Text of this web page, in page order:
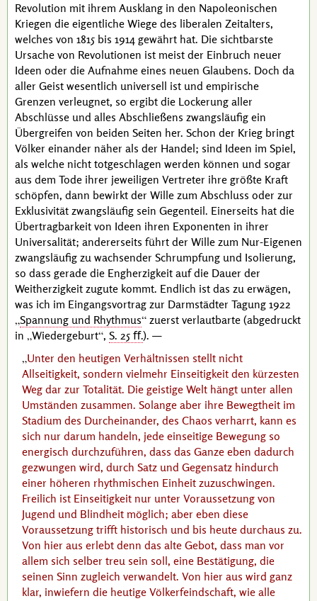
Revolution mit ihrem Ausklang in den Napoleonischen
Kriegen die eigentliche Wiege des liberalen Zeitalters,
welches von 1815 bis 1914 gewährt hat. Die sichtbarste
Ursache von Revolutionen ist meist der Einbruch neuer
Ideen oder die Aufnahme eines neuen Glaubens. Doch da
aller Geist wesentlich universell ist und empirische
Grenzen verleugnet, so ergibt die Lockerung aller
Abschlüsse und alles Abschließens zwangsläufig ein
Übergreifen von beiden Seiten her. Schon der Krieg bringt
Völker einander näher als der Handel; sind Ideen im Spiel,
als welche nicht totgeschlagen werden können und sogar
aus dem Tode ihrer jeweiligen Vertreter ihre größte Kraft
schöpfen, dann bewirkt der Wille zum Abschluss oder zur
Exklusivität zwangsläufig sein Gegenteil. Einerseits hat die
Übertragbarkeit von Ideen ihren Exponenten in ihrer
Universalität; andererseits führt der Wille zum Nur-Eigenen
zwangsläufig zu wachsender Schrumpfung und Isolierung,
so dass gerade die Engherzigkeit auf die Dauer der
Weitherzigkeit zugute kommt. Endlich ist das zu erwägen,
was ich im Eingangsvortrag zur Darmstädter Tagung 1922
Spannung und Rhythmus zuerst verlautbarte (abgedruckt
in Wiedergeburt , S. 25 ﬀ.). —
Unter den heutigen Verhältnissen stellt nicht
Allseitigkeit, sondern vielmehr Einseitigkeit den kürzesten
Weg dar zur Totalität. Die geistige Welt hängt unter allen
Umständen zusammen. Solange aber ihre Bewegtheit im
Stadium des Durcheinander, des Chaos verharrt, kann es
sich nur darum handeln, jede einseitige Bewegung so
energisch durchzuführen, dass das Ganze eben dadurch
gezwungen wird, durch Satz und Gegensatz hindurch
einer höheren rhythmischen Einheit zuzuschwingen.
Freilich ist Einseitigkeit nur unter Voraussetzung von
Jugend und Blindheit möglich; aber eben diese
Voraussetzung trifft historisch und bis heute durchaus zu.
Von hier aus erlebt denn das alte Gebot, dass man vor
allem sich selber treu sein soll, eine Bestätigung, die
seinen Sinn zugleich verwandelt. Von hier aus wird ganz
klar, inwiefern die heutige Völkerfeindschaft, wie alle